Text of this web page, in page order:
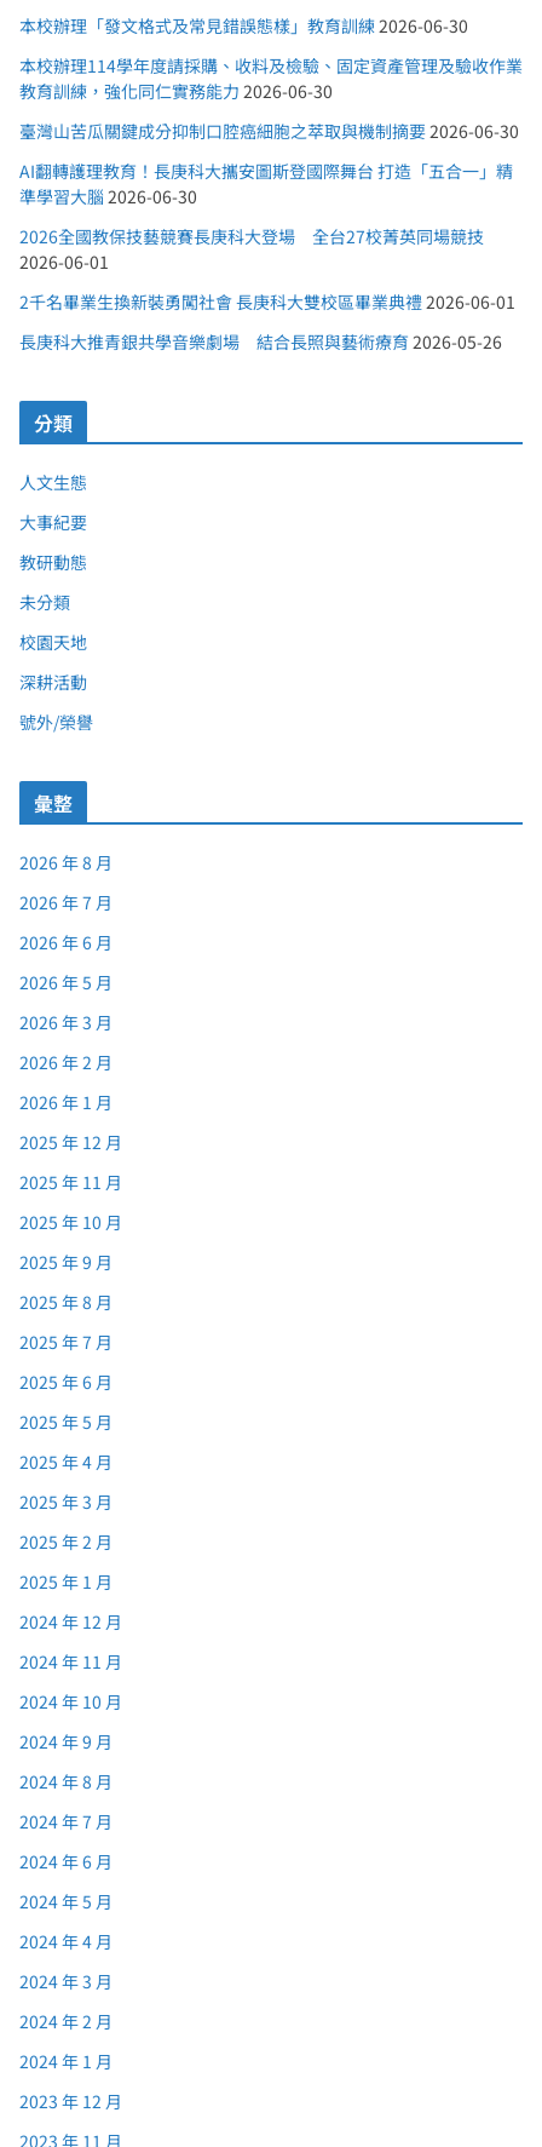
本校辦理「發文格式及常見錯誤態樣」教育訓練2026-06-30
本校辦理114學年度請採購、收料及檢驗、固定資產管理及驗收作業
教育訓練，強化同仁實務能力 2026-06-30
臺灣山苦瓜關鍵成分抑制口腔癌細胞之萃取與機制摘要2026-06-30
AI翻轉護理教育！長庚科大攜安圖斯登國際舞台 打造「五合一」精
準學習大腦 2026-06-30
2026全國教保技藝競賽長庚科大登場 全台27校菁英同場競技
2026-06-01
2千名畢業生換新裝勇闖社會 長庚科大雙校區畢業典禮2026-06-01
長庚科大推青銀共學音樂劇場 結合長照與藝術療育 2026-05-26
分類
人文生態
大事紀要
教研動態
未分類
校園天地
深耕活動
號外/榮譽
彙整
2026 年 8 月
2026 年 7 月
2026 年 6 月
2026 年 5 月
2026 年 3 月
2026 年 2 月
2026 年 1 月
2025 年 12 月
2025 年 11 月
2025 年 10 月
2025 年 9 月
2025 年 8 月
2025 年 7 月
2025 年 6 月
2025 年 5 月
2025 年 4 月
2025 年 3 月
2025 年 2 月
2025 年 1 月
2024 年 12 月
2024 年 11 月
2024 年 10 月
2024 年 9 月
2024 年 8 月
2024 年 7 月
2024 年 6 月
2024 年 5 月
2024 年 4 月
2024 年 3 月
2024 年 2 月
2024 年 1 月
2023 年 12 月
2023 年 11 月